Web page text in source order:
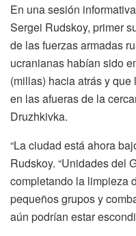
En una sesión
Sergei Rudskoy, primer
de las fuerzas armadas
ucranianas habían sido
(millas) hacia atrás y
en las afueras de la
Druzhkivka.
“La ciudad está ahora
Rudskoy. “Unidades del
completando la limpieza
pequeños grupos y
aún podrían estar